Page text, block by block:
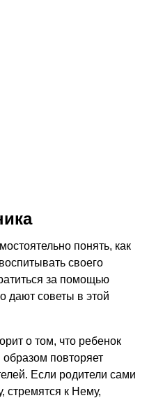
понять, как
своего
за помощью
дают советы в этой
о том, что ребенок
повторяет
Если родители сами
стремятся к Нему,